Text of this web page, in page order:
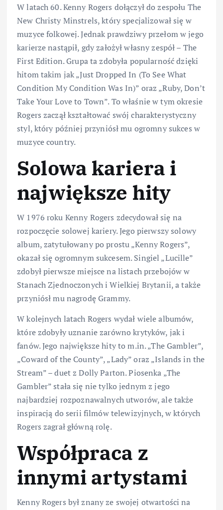
W latach 60. Kenny Rogers dołączył do zespołu The
New Christy Minstrels, który specjalizował się w
muzyce folkowej. Jednak prawdziwy przełom w jego
karierze nastąpił, gdy założył własny zespół – The
First Edition. Grupa ta zdobyła popularność dzięki
hitom takim jak „Just Dropped In (To See What
Condition My Condition Was In)” oraz „Ruby, Don’t
Take Your Love to Town”. To właśnie w tym okresie
Rogers zaczął kształtować swój charakterystyczny
styl, który później przyniósł mu ogromny sukces w
muzyce country.
Solowa kariera i
największe hity
W 1976 roku Kenny Rogers zdecydował się na
rozpoczęcie solowej kariery. Jego pierwszy solowy
album, zatytułowany po prostu „Kenny Rogers”,
okazał się ogromnym sukcesem. Singiel „Lucille”
zdobył pierwsze miejsce na listach przebojów w
Stanach Zjednoczonych i Wielkiej Brytanii, a także
przyniósł mu nagrodę Grammy.
W kolejnych latach Rogers wydał wiele albumów,
które zdobyły uznanie zarówno krytyków, jak i
fanów. Jego największe hity to m.in. „The Gambler”,
„Coward of the County”, „Lady” oraz „Islands in the
Stream” – duet z Dolly Parton. Piosenka „The
Gambler” stała się nie tylko jednym z jego
najbardziej rozpoznawalnych utworów, ale także
inspiracją do serii filmów telewizyjnych, w których
Rogers zagrał główną rolę.
Współpraca z
innymi artystami
Kenny Rogers był znany ze swojej otwartości na